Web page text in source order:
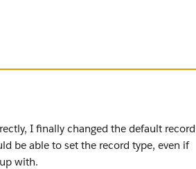
a record type automatically
types
I finally changed the default record
be able to set the record type, even if
with.